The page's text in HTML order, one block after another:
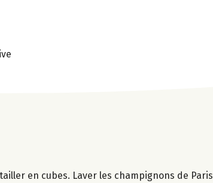
en cubes. Laver les champignons de Paris